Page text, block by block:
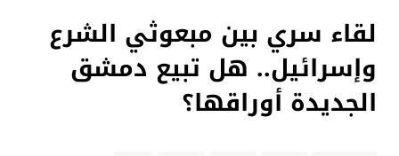
لقاء سري بين مبعوثي الشرع
وإسرائيل.. هل تبيع دمشق
الجديدة أوراقها؟